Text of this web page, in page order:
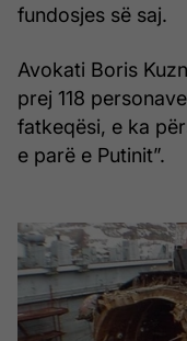
fundosjes së saj.
Avokati Boris
prej 118
fatkeqësi, e ka
e parë e Putinit”.